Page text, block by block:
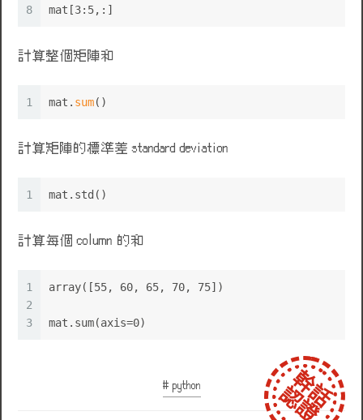
8
mat[3:5,:]
計算整個矩陣和
1 mat. sum()
計算矩陣的標準差 standard deviation
1 mat.std()
計算每個 column 的和
1
2
3
array([55, 60, 65, 70, 75])
mat.sum(axis=0)
# python